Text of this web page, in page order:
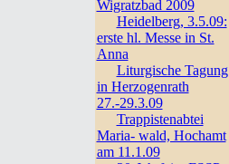
Wigratzbad 2009
Heidelberg, 3.5.09:
erste hl. Messe in St.
Anna
Liturgische Tagung
in Herzogenrath
27.-29.3.09
Trappistenabtei
Maria- wald, Hochamt
am 11.1.09